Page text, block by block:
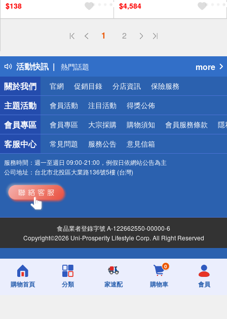
$138
$4,584
1 2
活動快訊
偏遠地區配送
得獎公告
熱門話題
銀行優惠
偏遠地區配送
詐騙網頁！請小心！
more
關於我們
官網 促銷目錄 分店資訊 保險服務
主題活動 會員活動 注目活動 得獎公佈
會員專區 會員專區 大宗採購 購物須知 會員服務條款 隱
客服中心 常見問題 服務公告 意見信箱
服務時間： 週一至週日 09:00-21:00，例假日依網站公告為主
公司地址： 台北市北投區大業路136號5樓 (台灣)
食品業者登錄字號 A-122662550-00000-6
Copyright©2026 Uni-Prosperity Lifestyle Corp. All Right Reserved
購物首頁 分類 家速配
0
購物車 會員